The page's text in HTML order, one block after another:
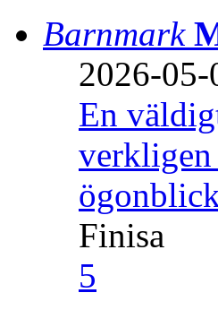
Barnmark
2026-
En
verkligen
Finisa
5